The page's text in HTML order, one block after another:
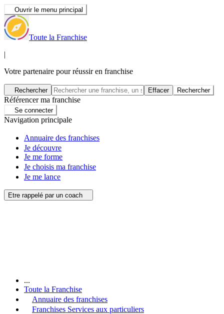
Ouvrir le menu principal
Toute la Franchise
|
Votre partenaire pour réussir en franchise
Rechercher Effacer Rechercher
Référencer ma franchise
Se connecter
Navigation principale
Annuaire des franchises
Je découvre
Je me forme
Je choisis ma franchise
Je me lance
Etre rappelé par un coach
...
Toute la Franchise
Annuaire des franchises
Franchises Services aux particuliers